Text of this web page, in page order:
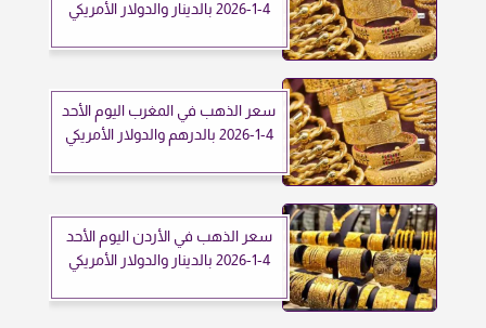
4-1-2026 بالدينار والدولار الأمريكي
سعر الذهب في المغرب اليوم الأحد
4-1-2026 بالدرهم والدولار الأمريكي
سعر الذهب في الأردن اليوم الأحد
4-1-2026 بالدينار والدولار الأمريكي